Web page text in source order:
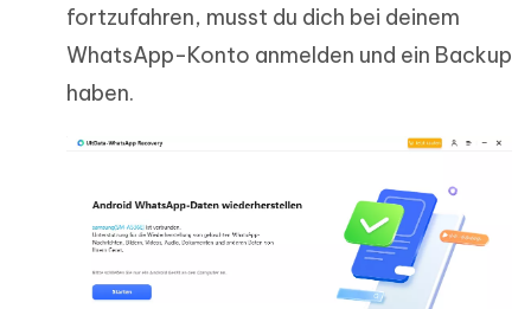
fortzufahren, musst du dich bei deinem
WhatsApp-Konto anmelden und ein Backup
haben.